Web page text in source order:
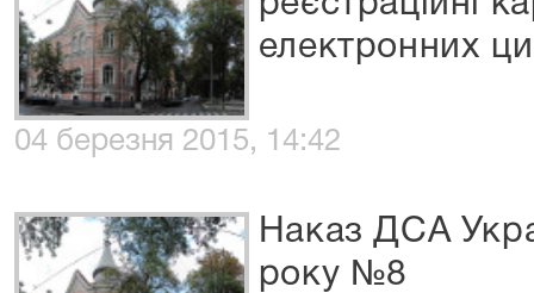
електронних
04 березня 2015, 14:42
Наказ ДСА
року №8